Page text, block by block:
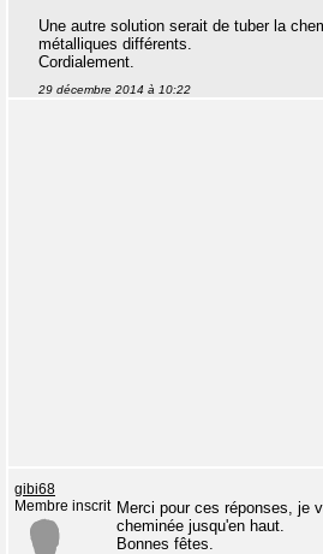
Une autre solution serait de tuber la
métalliques différents.
Cordialement.
29 décembre 2014 à 10:22
gibi68
Membre inscrit Merci pour ces réponses, je
cheminée jusqu'en haut.
Bonnes fêtes.